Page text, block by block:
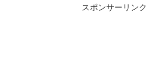
スポンサーリンク